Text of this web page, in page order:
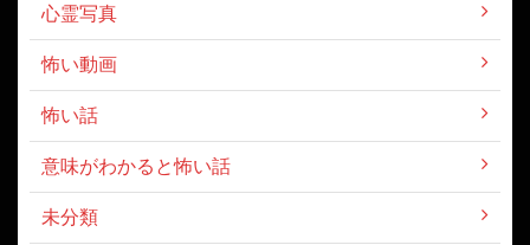
心霊写真
怖い動画
怖い話
意味がわかると怖い話
未分類